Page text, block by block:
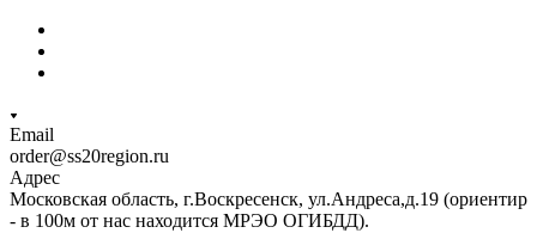
Email
order@ss20region.ru
Адрес
Московская область, г.Воскресенск, ул.Андреса,д.19 (ориентир
- в 100м от нас находится МРЭО ОГИБДД).